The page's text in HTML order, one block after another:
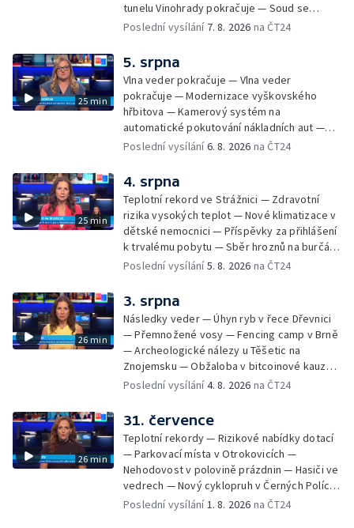
tunelu Vinohrady pokračuje — Soud se
žhářem zlínského baru — Odložení bourání
Czech Rally Zlín — Začal 7. ročník festivalu
Pop Messe — Přestavba mostu v Hodoníně
— Fenomén památníčků
Poslední vysílání 7. 8. 2026 na ČT24
25 min
5. srpna
Vlna veder pokračuje — Vlna veder
pokračuje — Modernizace vyškovského
hřbitova — Kamerový systém na
automatické pokutování nákladních aut —
Demolice vyhořelé budovy ve Zlíně — Případ
stadionu na Vyškovsku — Výstraha před
bouřkami — Brno hostí Mezinárodní kytarový
festival — Očkování po kousnutí netopýrem
Poslední vysílání6. 8. 2026 na ČT24
25 min
4. srpna
Teplotní rekord ve Strážnici — Zdravotní
rizika vysokých teplot — Nové klimatizace v
dětské nemocnici — Příspěvky za přihlášení
k trvalému pobytu — Sběr hroznů na burčák
— Dokončení oprav vedení — Skončil termín
vody v obcích — Vyschlá koryta potoků —
Sdílení strážníků na Brněnsku
Poslední vysílání5. 8. 2026 na ČT24
26 min
3. srpna
Následky veder — Úhyn ryb v řece Dřevnici
— Přemnožené vosy — Fencing camp v Brně
— Archeologické nálezy u Těšetic na
Znojemsku — Obžaloba v bitcoinové kauze
— Přestavba silnice přes Bzenec na
Zašové — Letní opravy divadel — Český hlas
ve vesmíru
Poslední vysílání4. 8. 2026 na ČT24
26 min
31. července
Teplotní rekordy — Rizikové nabídky dotací
— Parkovací místa v Otrokovicích —
Nehodovost v polovině prázdnin — Hasiči ve
vedrech — Nový cyklopruh v Černých Polích
— Květinová výstava ve Věžkách
Poslední vysílání1. 8. 2026 na ČT24